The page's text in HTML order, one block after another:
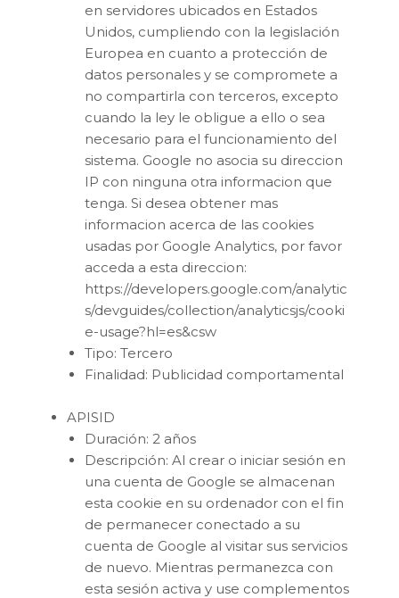
en servidores ubicados en Estados
Unidos, cumpliendo con la legislación
Europea en cuanto a protección de
datos personales y se compromete a
no compartirla con terceros, excepto
cuando la ley le obligue a ello o sea
necesario para el funcionamiento del
sistema. Google no asocia su direccion
IP con ninguna otra informacion que
tenga. Si desea obtener mas
informacion acerca de las cookies
usadas por Google Analytics, por favor
acceda a esta direccion:
https://developers.google.com/analytic
s/devguides/collection/analyticsjs/cooki
e-usage?hl=es&csw
Tipo: Tercero
Finalidad: Publicidad comportamental
APISID
Duración: 2 años
Descripción: Al crear o iniciar sesión en
una cuenta de Google se almacenan
esta cookie en su ordenador con el fin
de permanecer conectado a su
cuenta de Google al visitar sus servicios
de nuevo. Mientras permanezca con
esta sesión activa y use complementos